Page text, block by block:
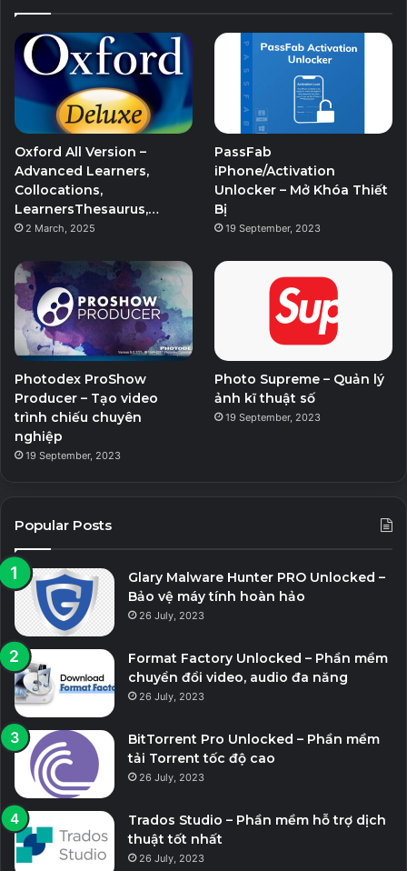
Oxford All Version –
Advanced Learners,
Collocations,
LearnersThesaurus,…
2 March, 2025
PassFab
iPhone/Activation
Unlocker – Mở Khóa Thiết
Bị
19 September, 2023
Photodex ProShow
Producer – Tạo video
trình chiếu chuyên
nghiệp
19 September, 2023
Photo Supreme – Quản lý
ảnh kĩ thuật số
19 September, 2023
Popular Posts
Glary Malware Hunter PRO Unlocked –
Bảo vệ máy tính hoàn hảo
26 July, 2023
Format Factory Unlocked – Phần mềm
chuyển đổi video, audio đa năng
26 July, 2023
BitTorrent Pro Unlocked – Phần mềm
tải Torrent tốc độ cao
26 July, 2023
Trados Studio – Phần mềm hỗ trợ dịch
thuật tốt nhất
26 July, 2023